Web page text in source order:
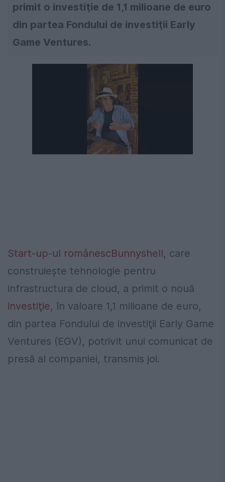
primit o investiţie de 1,1 milioane de euro
din partea Fondului de investiţii Early
Game Ventures.
Start-up-ul românescBunnyshell, care
construieşte tehnologie pentru
infrastructura de cloud, a primit o nouă
investiţie, în valoare 1,1 milioane de euro,
din partea Fondului de investiţii Early Game
Ventures (EGV), potrivit unui comunicat de
presă al companiei, transmis joi.